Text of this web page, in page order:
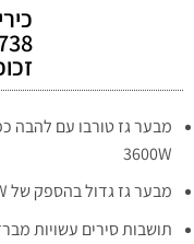
מבער גז טורבו עם להבה
3600W
מבער גז גדול בהספק של 3000W
תושבות סירים עשויות